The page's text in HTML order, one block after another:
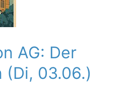
AG: Der
03.06.)